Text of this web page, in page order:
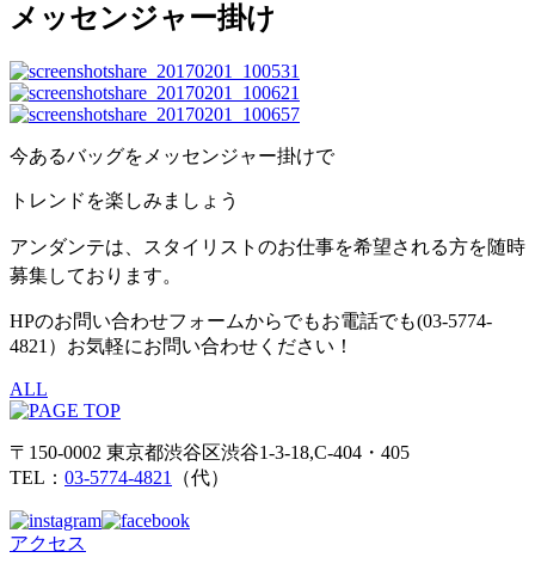
メッセンジャー掛け
今あるバッグをメッセンジャー掛けで
トレンドを楽しみましょう
アンダンテは、スタイリストのお仕事を希望される方を随時
募集しております。
HPのお問い合わせフォームからでもお電話でも(03-5774-
4821）お気軽にお問い合わせください！
ALL
〒150-0002 東京都渋谷区渋谷1-3-18,C-404・405
TEL： 03-5774-4821 （代）
アクセス